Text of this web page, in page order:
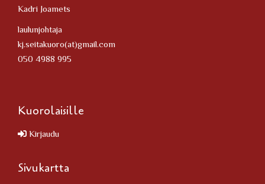
Kadri Joamets
laulunjohtaja
kj.seitakuoro(at)gmail.com
050 4988 995
Kuorolaisille
Kirjaudu
Sivukartta